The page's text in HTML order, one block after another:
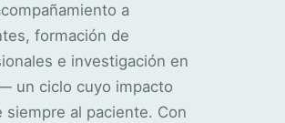
a
formación de
e investigación en
un ciclo cuyo impacto
siempre al paciente. Con